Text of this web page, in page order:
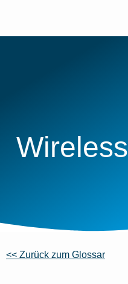
Wireless
<< Zurück zum Glossar